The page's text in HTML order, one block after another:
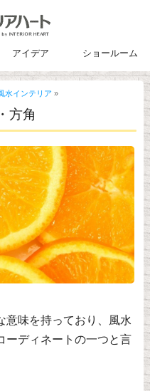
アイデア ショールーム
水インテリア »
方角
意味を持っており、風水
ーディネートの一つと言